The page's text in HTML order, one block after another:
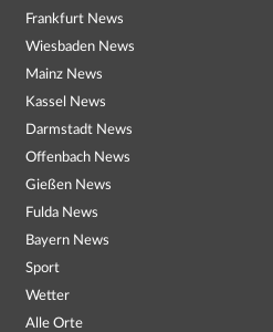
Frankfurt News
Wiesbaden News
Mainz News
Kassel News
Darmstadt News
Offenbach News
Gießen News
Fulda News
Bayern News
Sport
Wetter
Alle Orte